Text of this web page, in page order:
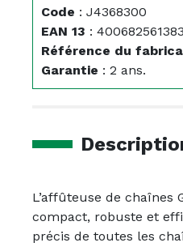
Code : J4368300
EAN 13 :
Référence du
Garantie : 2 ans.
L’affûteuse de chaînes
compact, robuste et
précis de toutes les